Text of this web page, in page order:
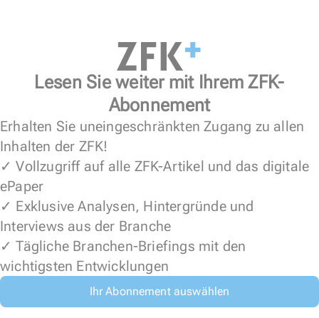
Lesen Sie weiter mit Ihrem ZFK-
Abonnement
Erhalten Sie uneingeschränkten Zugang zu allen
Inhalten der ZFK!
✓ Vollzugriff auf alle ZFK-Artikel und das digitale
ePaper
✓ Exklusive Analysen, Hintergründe und
Interviews aus der Branche
✓ Tägliche Branchen-Briefings mit den
wichtigsten Entwicklungen
Ihr Abonnement auswählen